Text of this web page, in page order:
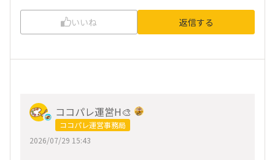
いいね 返信する
ココパレ運営H🎨
ココパレ運営事務局
2026/07/29 15:43